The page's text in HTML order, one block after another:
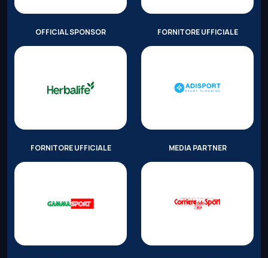
OFFICIAL SPONSOR FORNITORE UFFICIALE
FORNITORE UFFICIALE MEDIA PARTNER